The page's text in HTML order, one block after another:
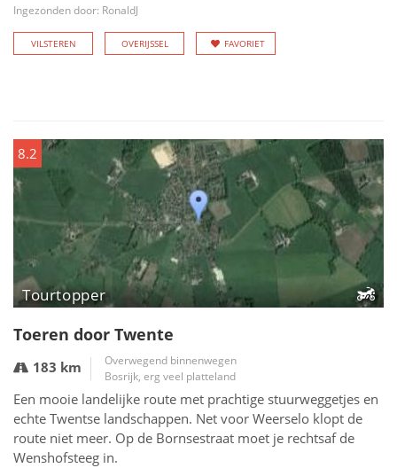
Ingezonden door: RonaldJ
VILSTEREN OVERIJSSEL FAVORIET
8.2
Tourtopper
Toeren door Twente
183 km
Overwegend binnenwegen
Bosrijk, erg veel platteland
Een mooie landelijke route met prachtige stuurweggetjes en
echte Twentse landschappen. Net voor Weerselo klopt de
route niet meer. Op de Bornsestraat moet je rechtsaf de
Wenshofsteeg in.